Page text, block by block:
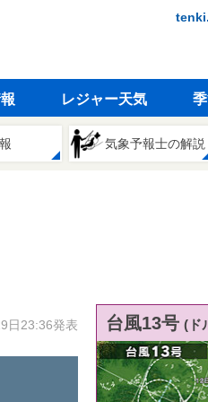
レジャー天気
気象予報士の解説
日23:36発表 台風13号 (ド